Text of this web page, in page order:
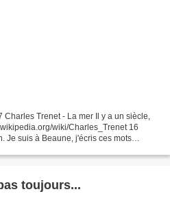
Trenet - La mer Il y a un siècle,
wiki/Charles_Trenet 16
Je suis à Beaune, j'écris ces mots
toujours...